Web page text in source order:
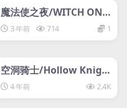
svip专属
魔法使之夜/WITCH ON T
HE HOLY NIGHT
3 年前 714 1
svip专属
空洞骑士/Hollow Knigh
t 4 年前 2.4K